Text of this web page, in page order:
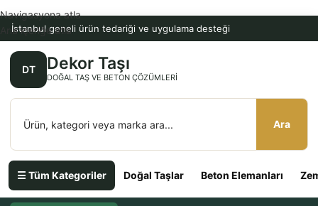
İstanbul geneli ürün tedariği ve uygulama desteği
DT Dekor Taşı
DOĞAL TAŞ VE BETON ÇÖZÜMLERI
Ara
☰ Tüm Kategoriler Doğal Taşlar Beton Elemanları
Navigasyona atla
Ana içeriğe atla